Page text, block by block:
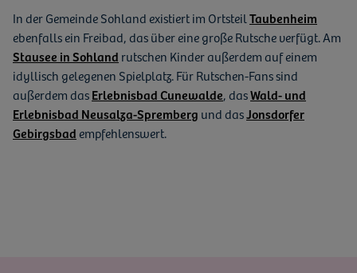
In der Gemeinde Sohland existiert im OrtsteilTaubenheim
ebenfalls ein Freibad, das über eine große Rutsche verfügt. Am
Stausee in Sohland rutschen Kinder außerdem auf einem
idyllisch gelegenen Spielplatz. Für Rutschen-Fans sind
außerdem dasErlebnisbad Cunewalde, dasWald- und
Erlebnisbad Neusalza-Spremberg und dasJonsdorfer
Gebirgsbadempfehlenswert.